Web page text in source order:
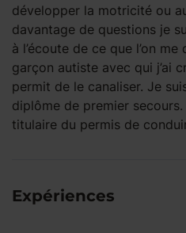
développer la motricité ou
davantage de questions je
à l’écoute de ce que l’on
garçon autiste avec qui j’ai
permit de le canaliser. Je
diplôme de premier
titulaire du permis de
Expériences